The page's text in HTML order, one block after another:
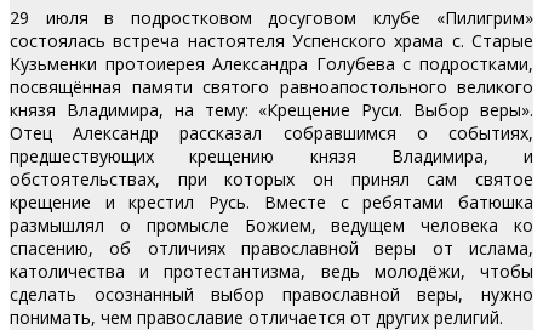
29 июля в подростковом досуговом клубе «Пилигрим»
состоялась встреча настоятеля Успенского храма с. Старые
Кузьменки протоиерея Александра Голубева с подростками,
посвящённая памяти святого равноапостольного великого
князя Владимира, на тему: «Крещение Руси. Выбор веры».
Отец Александр рассказал собравшимся о событиях,
предшествующих крещению князя Владимира, и
обстоятельствах, при которых он принял сам святое
крещение и крестил Русь. Вместе с ребятами батюшка
размышлял о промысле Божием, ведущем человека ко
спасению, об отличиях православной веры от ислама,
католичества и протестантизма, ведь молодёжи, чтобы
сделать осознанный выбор православной веры, нужно
понимать, чем православие отличается от других религий.